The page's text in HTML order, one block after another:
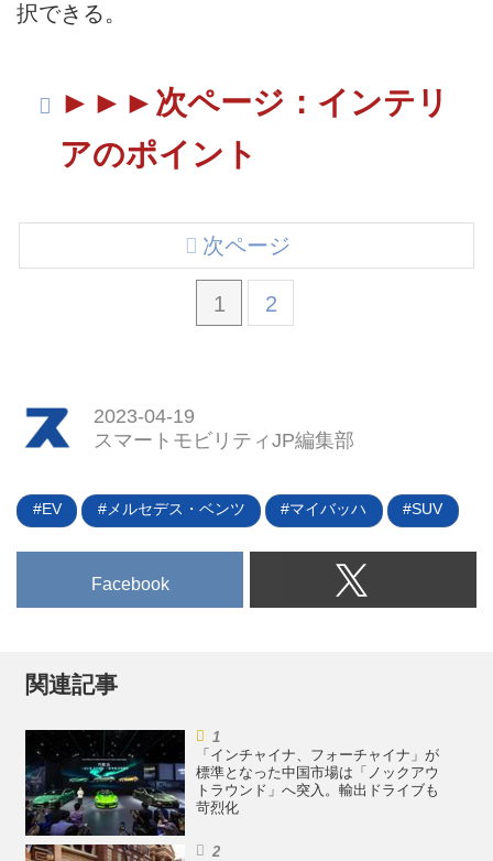
択できる。
►►►次ページ：インテリ
アのポイント
1 2
次ページ
2023-04-19
スマートモビリティJP編集部
EV メルセデス・ベンツ マイバッハ SUV
Facebook
関連記事
「インチャイナ、フォーチャイナ」が
標準となった中国市場は「ノックアウ
トラウンド」へ突入。輸出ドライブも
苛烈化